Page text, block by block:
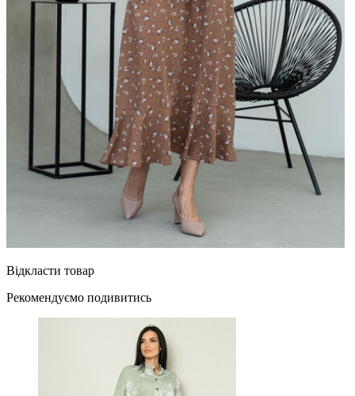
Відкласти товар
Рекомендуємо подивитись